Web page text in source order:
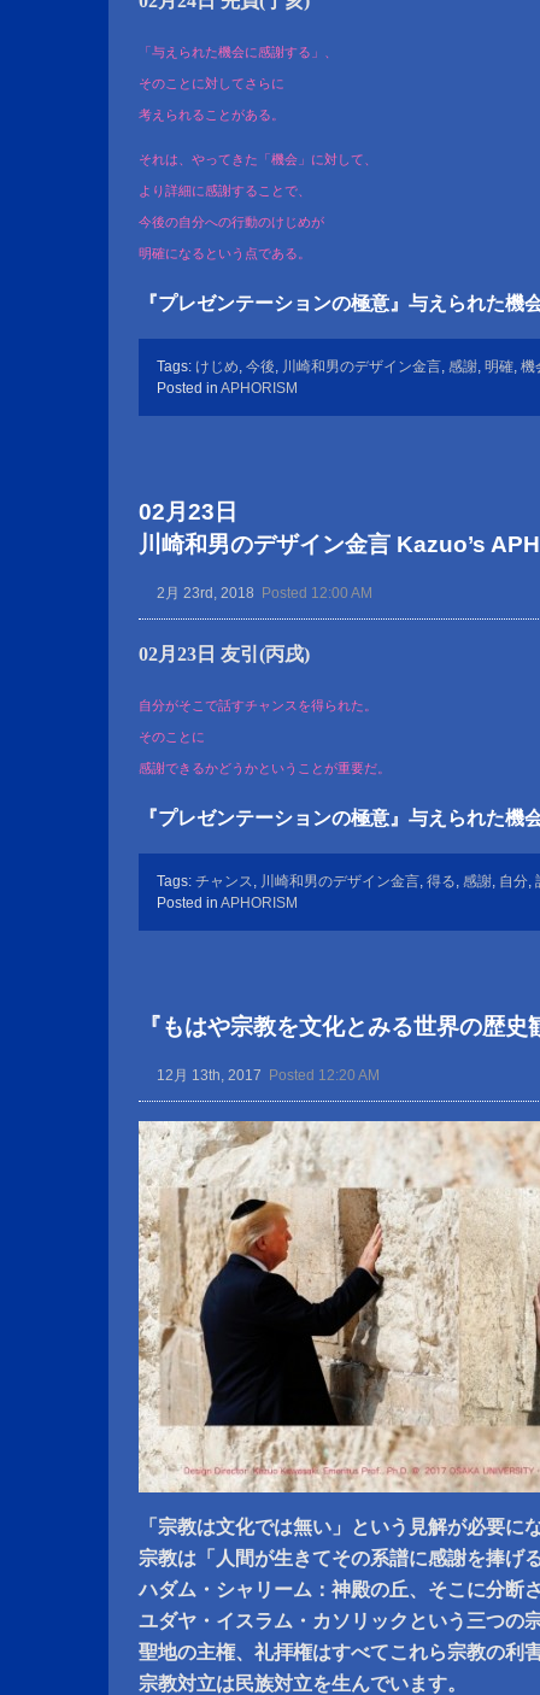
「与えられた機会に感謝する」、
そのことに対してさらに
考えられることがある。
それは、やってきた「機会」に対して、
より詳細に感謝することで、
今後の自分への行動のけじめが
明確になるという点である。
『プレゼンテーションの極意』与えられた機
Tags: けじめ, 今後, 川崎和男のデザイン金言, 感謝, 明確, 機
Posted in APHORISM
02月23日
川崎和男のデザイン金言 Kazuo’s
2月 23rd, 2018 Posted 12:00 AM
02月23日 友引(丙戌)
自分がそこで話すチャンスを得られた。
そのことに
感謝できるかどうかということが重要だ。
『プレゼンテーションの極意』与えられた機
Tags: チャンス, 川崎和男のデザイン金言, 得る, 感謝, 自分,
Posted in APHORISM
『もはや宗教を文化とみる世界の歴史
12月 13th, 2017 Posted 12:20 AM
「宗教は文化では無い」という見解が必要に
宗教は「人間が生きてその系譜に感謝を捧げ
ハダム・シャリーム：神殿の丘、そこに分断
ユダヤ・イスラム・カソリックという三つの
聖地の主権、礼拝権はすべてこれら宗教の利
宗教対立は民族対立を生んでいます。